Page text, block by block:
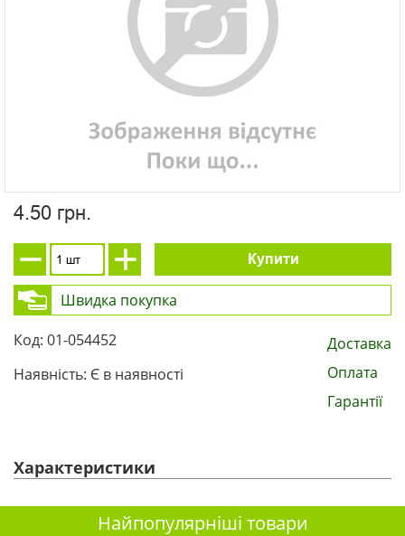
4.50 грн.
Купити
Швидка покупка
Код: 01-054452
Наявність: Є в наявності
Доставка
Оплата
Гарантії
Характеристики
Найпопулярніші товари